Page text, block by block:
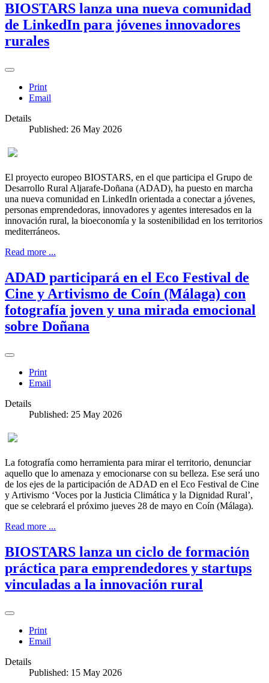
BIOSTARS lanza una nueva comunidad
de LinkedIn para jóvenes innovadores
rurales
Print
Email
Details
Published: 26 May 2026
El proyecto europeo BIOSTARS, en el que participa el Grupo de
Desarrollo Rural Aljarafe-Doñana (ADAD), ha puesto en marcha
una nueva comunidad en LinkedIn orientada a conectar a jóvenes,
personas emprendedoras, innovadores y agentes interesados en la
innovación rural, la bioeconomía y la sostenibilidad en los territorios
mediterráneos.
Read more ...
ADAD participará en el Eco Festival de
Cine y Artivismo de Coín (Málaga) con
fotografía joven y una mirada emocional
sobre Doñana
Print
Email
Details
Published: 25 May 2026
La fotografía como herramienta para mirar el territorio, denunciar
aquello que lo amenaza y emocionarse con su belleza. Ese será uno
de los ejes de la participación de ADAD en el Eco Festival de Cine
y Artivismo ‘Voces por la Justicia Climática y la Dignidad Rural’,
que se celebrará el próximo jueves 28 de mayo en Coín (Málaga).
Read more ...
BIOSTARS lanza un ciclo de formación
práctica para emprendedores y startups
vinculadas a la innovación rural
Print
Email
Details
Published: 15 May 2026